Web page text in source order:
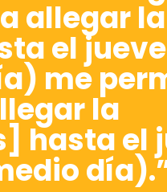
allegar la
el
me
la
el